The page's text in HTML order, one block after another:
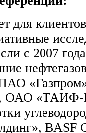
для
с 2007
ОАО
BASF